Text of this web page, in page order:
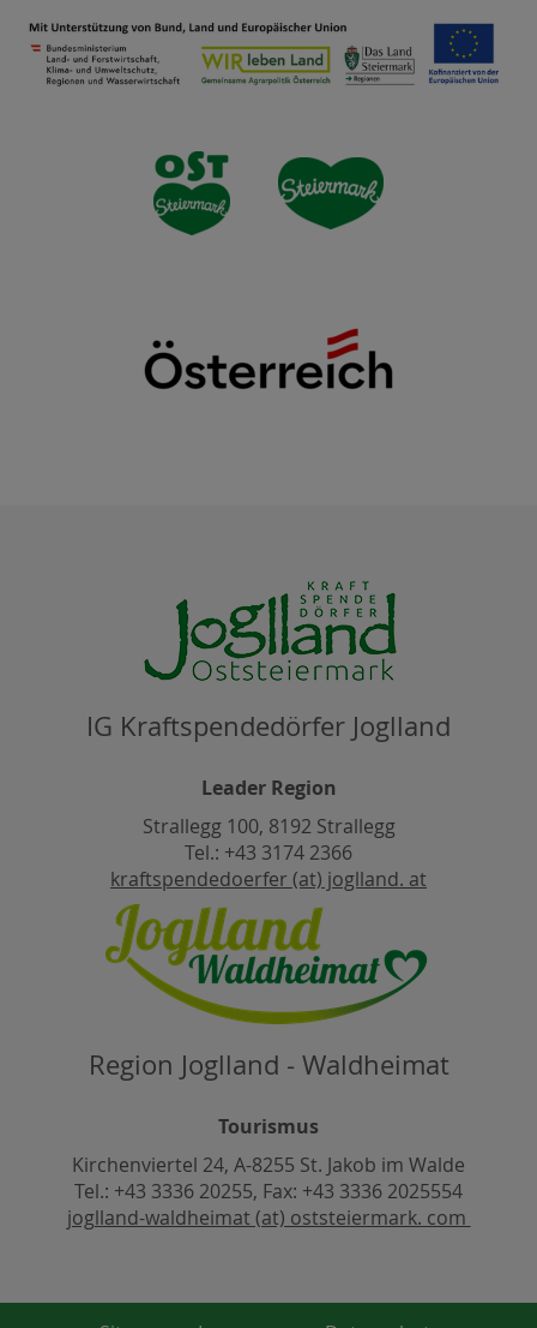
IG Kraftspendedörfer Joglland
Leader Region
Strallegg 100, 8192 Strallegg
Tel.: +43 3174 2366
kraftspendedoerfer (at) joglland. at
Region Joglland - Waldheimat
Tourismus
Kirchenviertel 24, A-8255 St. Jakob im Walde
Tel.: +43 3336 20255, Fax: +43 3336 2025554
joglland-waldheimat (at) oststeiermark. com